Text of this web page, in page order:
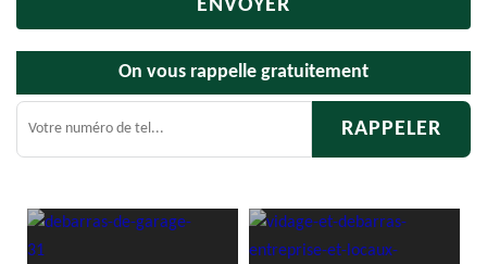
On vous rappelle gratuitement